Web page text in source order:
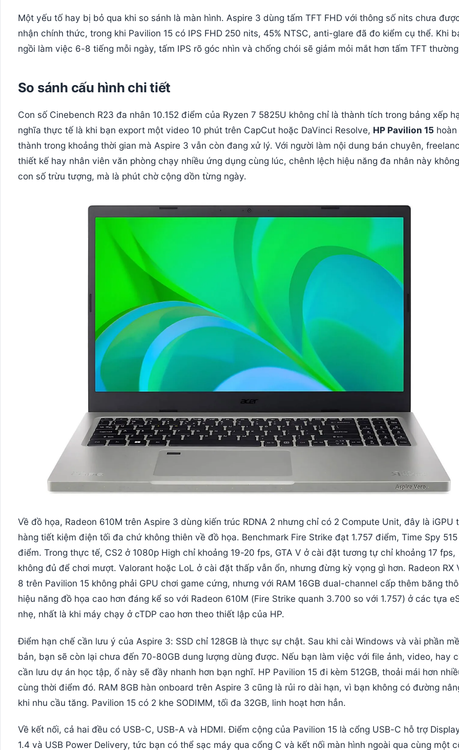
Một yếu tố hay bị bỏ qua khi so sánh là màn hình. Aspire 3 dùng tấm TFT FHD với thông số nits chưa
nhận chính thức, trong khi Pavilion 15 có IPS FHD 250 nits, 45% NTSC, anti-glare đã đo kiểm cụ thể. Khi
ngồi làm việc 6-8 tiếng mỗi ngày, tấm IPS rõ góc nhìn và chống chói sẽ giảm mỏi mắt hơn tấm TFT
So sánh cấu hình chi tiết
Con số Cinebench R23 đa nhân 10.152 điểm của Ryzen 7 5825U không chỉ là thành tích trong bảng xếp
nghĩa thực tế là khi bạn export một video 10 phút trên CapCut hoặc DaVinci Resolve, HP Pavilion 15hoàn
thành trong khoảng thời gian mà Aspire 3 vẫn còn đang xử lý. Với người làm nội dung bán chuyên,
thiết kế hay nhân viên văn phòng chạy nhiều ứng dụng cùng lúc, chênh lệch hiệu năng đa nhân này
con số trừu tượng, mà là phút chờ cộng dồn từng ngày.
Về đồ họa, Radeon 610M trên Aspire 3 dùng kiến trúc RDNA 2 nhưng chỉ có 2 Compute Unit, đây là iGPU
hàng tiết kiệm điện tối đa chứ không thiên về đồ họa. Benchmark Fire Strike đạt 1.757 điểm, Time Spy 515
điểm. Trong thực tế, CS2 ở 1080p High chỉ khoảng 19-20 fps, GTA V ở cài đặt tương tự chỉ khoảng 17 fps,
không đủ để chơi mượt. Valorant hoặc LoL ở cài đặt thấp vẫn ổn, nhưng đừng kỳ vọng gì hơn. Radeon RX
8 trên Pavilion 15 không phải GPU chơi game cứng, nhưng với RAM 16GB dual-channel cấp thêm băng
hiệu năng đồ họa cao hơn đáng kể so với Radeon 610M (Fire Strike quanh 3.700 so với 1.757) ở các tựa
nhẹ, nhất là khi máy chạy ở cTDP cao hơn theo thiết lập của HP.
Điểm hạn chế cần lưu ý của Aspire 3: SSD chỉ 128GB là thực sự chật. Sau khi cài Windows và vài phần
bản, bạn sẽ còn lại chưa đến 70-80GB dung lượng dùng được. Nếu bạn làm việc với file ảnh, video, hay
cần lưu dự án học tập, ổ này sẽ đầy nhanh hơn bạn nghĩ. HP Pavilion 15 đi kèm 512GB, thoải mái hơn
cùng thời điểm đó. RAM 8GB hàn onboard trên Aspire 3 cũng là rủi ro dài hạn, vì bạn không có đường
khi nhu cầu tăng. Pavilion 15 có 2 khe SODIMM, tối đa 32GB, linh hoạt hơn hẳn.
Về kết nối, cả hai đều có USB-C, USB-A và HDMI. Điểm cộng của Pavilion 15 là cổng USB-C hỗ trợ
1.4 và USB Power Delivery, tức bạn có thể sạc máy qua cổng C và kết nối màn hình ngoài qua cùng một